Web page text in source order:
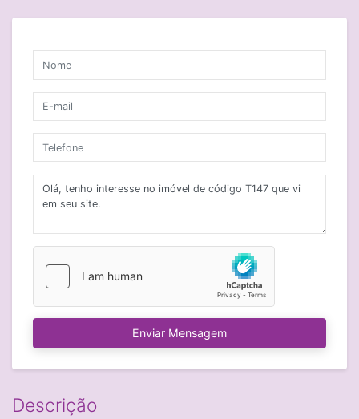
Enviar Mensagem
Descrição